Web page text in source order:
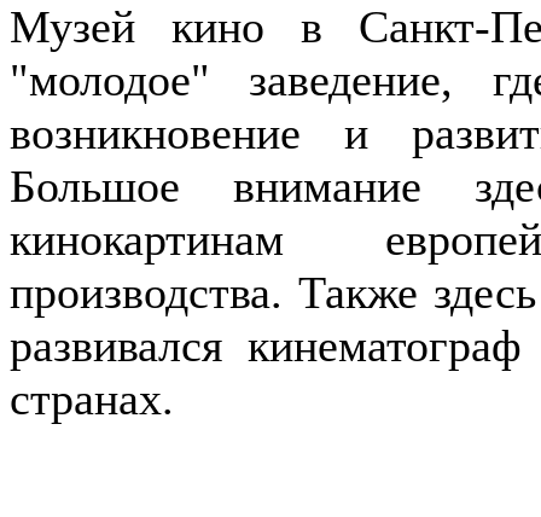
Музей кино в Санкт-
"молодое" заведение,
возникновение и
Большое внимание
кинокартинам
производства. Также
развивался
странах.